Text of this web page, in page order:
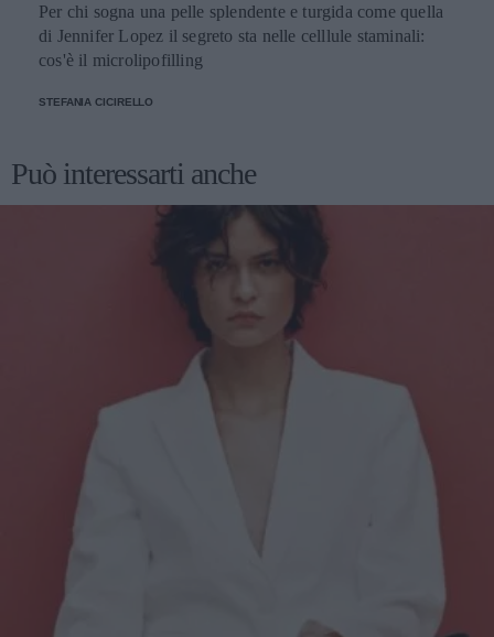
Per chi sogna una pelle splendente e turgida come quella
di Jennifer Lopez il segreto sta nelle celllule staminali:
cos'è il microlipofilling
STEFANIA CICIRELLO
Può interessarti anche